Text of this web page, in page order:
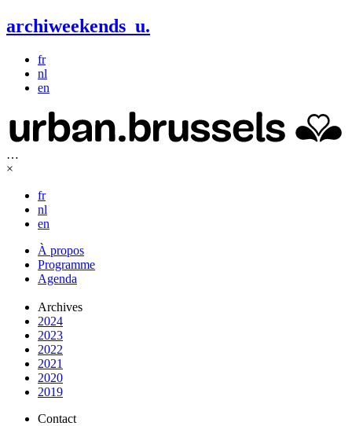
archiweekends u.
fr
nl
en
…
×
fr
nl
en
À propos
Programme
Agenda
Archives
2024
2023
2022
2021
2020
2019
Contact